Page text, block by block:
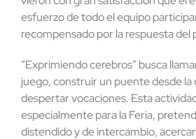
esfuerzo de todo el equipo
recompensado por la respuesta del
“Exprimiendo cerebros” busca
juego, construir un puente desde la
despertar vocaciones. Esta
especialmente para la Feria,
distendido y de intercambio,